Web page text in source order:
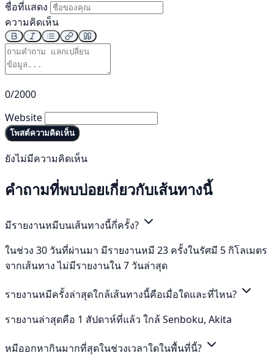
ชื่อที่แสดง
ความคิดเห็น
0/2000
Website
โพสต์ความคิดเห็น
ยังไม่มีความคิดเห็น
คำถามที่พบบ่อยเกี่ยวกับเส้นทางนี้
มีรายงานหมีบนเส้นทางนี้กี่ครั้ง?
ในช่วง 30 วันที่ผ่านมา มีรายงานหมี 23 ครั้งในรัศมี 5 กิโลเมตร
จากเส้นทาง ไม่มีรายงานใน 7 วันล่าสุด
รายงานหมีครั้งล่าสุดใกล้เส้นทางนี้คือเมื่อใดและที่ไหน?
รายงานล่าสุดคือ 1 สัปดาห์ที่แล้ว ใกล้ Senboku, Akita
หมีออกหากินมากที่สุดในช่วงเวลาใดในพื้นที่นี้?